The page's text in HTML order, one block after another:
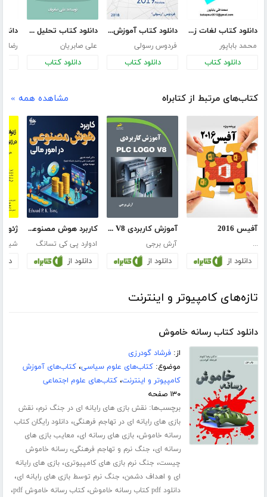
دانلود کتاب لغات زبان تخصصی کامپیوتر و IT همراه با تلفظ
محمد باباپور
دانلود کتاب
دانلود کتاب آموزش مایکروسافت ورد 2019
فردوس رسولی
دانلود کتاب
دانلود کتاب تحلیل تکنیکال به روش ژاپنی‌ها
علی صابریان
دانلود کتاب
رضا
کتاب‌های مرتبط از کتابراه مشاهده همه »
آفیس 2016
...
دانلود از
آموزش کاربردی PLC LOGO V8
آرش برجی
دانلود از
کاربرد هوش مصنوعی در امور مالی
ادوارد پی کی تسانگ
دانلود از
تازه‌های کامپیوتر و اینترنت
دانلود کتاب رسانه خاموش
از:فرشاد گودرزی
موضوع:کتاب‌های علوم سیاسی،کتاب‌های آموزش
کامپیوتر و اینترنت،کتاب‌های علوم اجتماعی
۱۳۰ صفحه
برچسب‌ها:نقش بازی های رایانه ای در جنگ نرم،نقش
بازی های رایانه ای در تهاجم فرهنگی،دانلود رایگان کتاب
رسانه خاموش،بازی های رسانه ای، معایب بازی های
رسانه ای، جنگ نرم و تهاجم فرهنگی،رسانه خاموش
چیست، جنگ نرم بازی های کامپیوتری،بازی های رایانه
ای و اهداف دشمن، جنگ نرم توسط بازی های رایانه ای،
دانلود pdf کتاب رسانه خاموش ،کتاب رسانه خاموش pdf ،